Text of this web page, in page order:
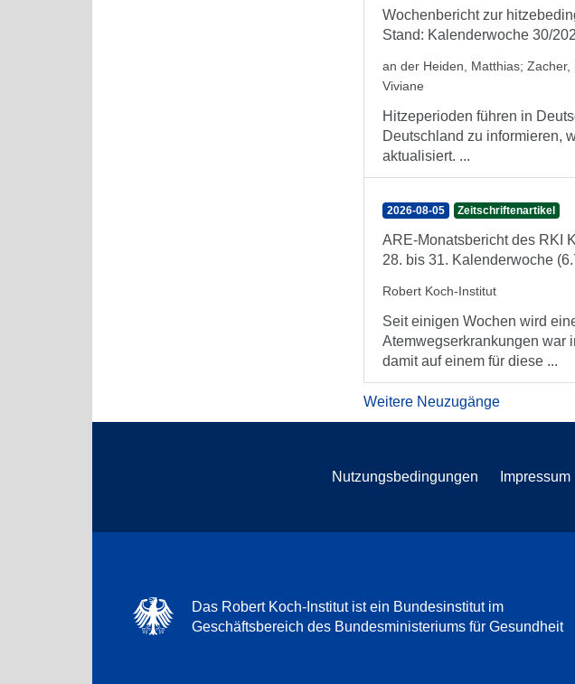
Wochenbericht zur
Stand: Kalenderwoche 30/
an der Heiden, Matthias; Zacher,
Viviane
Hitzeperioden führen in
Deutschland zu informieren,
aktualisiert. ...
2026-08-05 Zeitschriftenartikel
ARE-Monatsbericht des RKI
28. bis 31. Kalenderwoche
Robert Koch-Institut
Seit einigen Wochen wird
Atemwegserkrankungen war
damit auf einem für diese ...
Weitere Neuzugänge
Nutzungsbedingungen Impressum
Das Robert Koch-Institut ist ein Bundesinstitut im
Geschäftsbereich des Bundesministeriums für Gesundheit